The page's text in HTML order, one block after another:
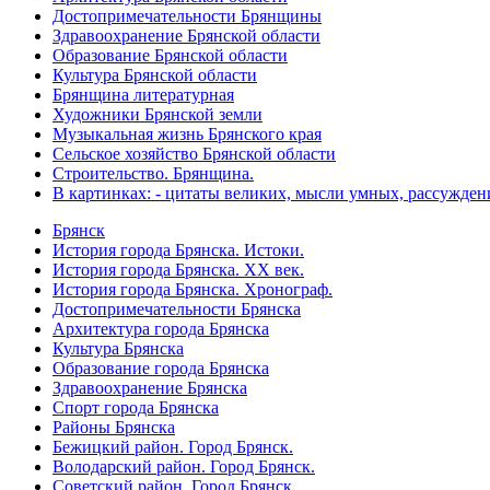
Достопримечательности Брянщины
Здравоохранение Брянской области
Образование Брянской области
Культура Брянской области
Брянщина литературная
Художники Брянской земли
Музыкальная жизнь Брянского края
Сельское хозяйство Брянской области
Строительство. Брянщина.
В картинках: - цитаты великих, мысли умных,
Брянск
История города Брянска. Истоки.
История города Брянска. XX век.
История города Брянска. Хронограф.
Достопримечательности Брянска
Архитектура города Брянска
Культура Брянска
Образование города Брянска
Здравоохранение Брянска
Спорт города Брянска
Районы Брянска
Бежицкий район. Город Брянск.
Володарский район. Город Брянск.
Советский район. Город Брянск.